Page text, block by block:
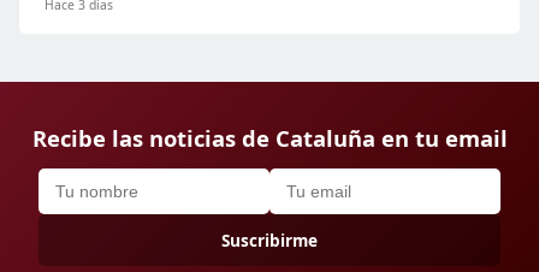
Hace 3 días
Recibe las noticias de Cataluña en tu email
Suscribirme